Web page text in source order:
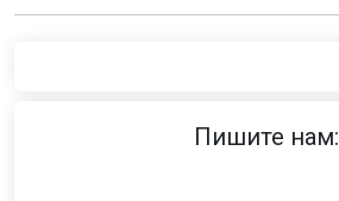
Пишите нам: